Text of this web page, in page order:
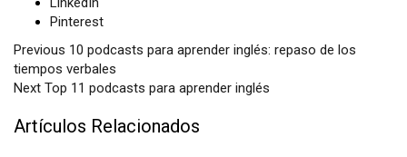
Pinterest
Previous 10 podcasts para aprender inglés: repaso de los
tiempos verbales
Next Top 11 podcasts para aprender inglés
Artículos Relacionados